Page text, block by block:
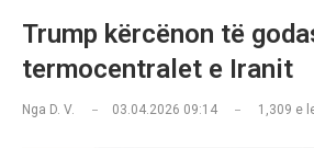
Trump kërcënon të
termocentralet e Iranit
Nga D. V. 03.04.2026 09:14 1,309 e